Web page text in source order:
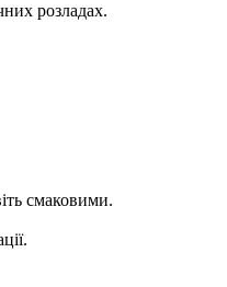
розладах.
смаковими.